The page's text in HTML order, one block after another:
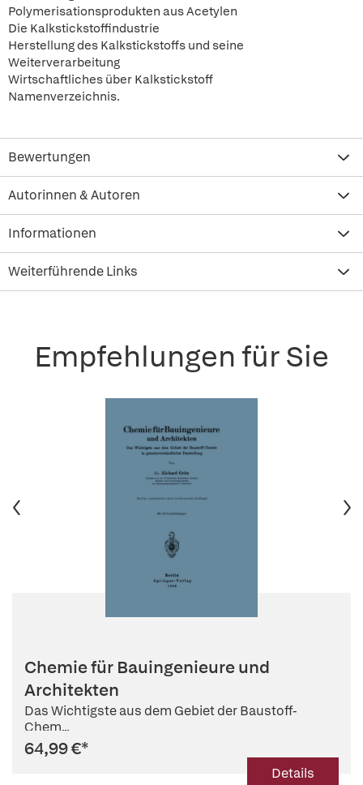
Polymerisationsprodukten aus Acetylen
Die Kalkstickstoffindustrie
Herstellung des Kalkstickstoffs und seine
Weiterverarbeitung
Wirtschaftliches über Kalkstickstoff
Namenverzeichnis.
Bewertungen
Autorinnen & Autoren
Informationen
Weiterführende Links
Empfehlungen für Sie
Chemie für Bauingenieure und
Architekten
Das Wichtigste aus dem Gebiet der Baustoff-
Chem...
64,99 €*
Details